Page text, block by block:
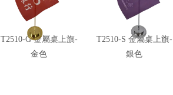
T2510-G 金屬桌上旗-
金色
T2510-S 金屬桌上旗-
銀色